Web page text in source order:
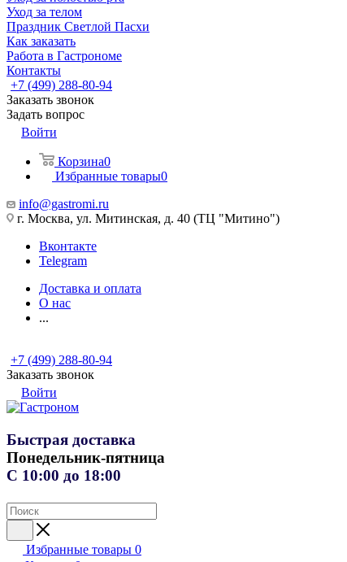
Уход за телом
Праздник Светлой Пасхи
Как заказать
Работа в Гастрономе
Контакты
+7 (499) 288-80-94
Заказать звонок
Задать вопрос
Войти
Корзина0
Избранные товары0
info@gastromi.ru
г. Москва, ул. Митинская, д. 40 (ТЦ "Митино")
Вконтакте
Telegram
Доставка и оплата
О нас
...
+7 (499) 288-80-94
Заказать звонок
Войти
Быстрая доставка
Понедельник-пятница
С 10:00 до 18:00
Избранные товары 0